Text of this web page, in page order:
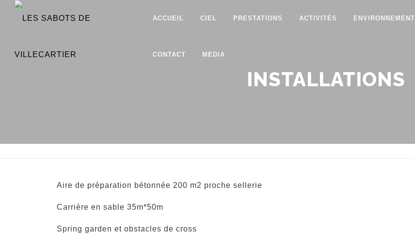
Aller
ACCUEIL CIEL PRESTATIONS ACTIVITÉS ENVIRONNEMENT
CONTACT MEDIA
INSTALLATIONS
Aire de préparation bétonnée 200 m2 proche sellerie
Carrière en sable 35m*50m
Spring garden et obstacles de cross